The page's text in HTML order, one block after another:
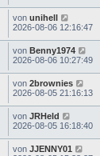
von unihell
2026-08-06 12:16:47
von Benny1974
2026-08-06 10:27:49
von 2brownies
2026-08-05 21:16:13
von JRHeld
2026-08-05 16:18:40
von JJENNY01